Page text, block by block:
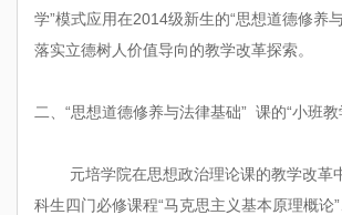
学”模式应用在2014级新生的“思想道德修养
落实立德树人价值导向的教学改革探索。
二、“思想道德修养与法律基础” 课的“小班教
元培学院在思想政治理论课的教学改革
科生四门必修课程“马克思主义基本原理概论